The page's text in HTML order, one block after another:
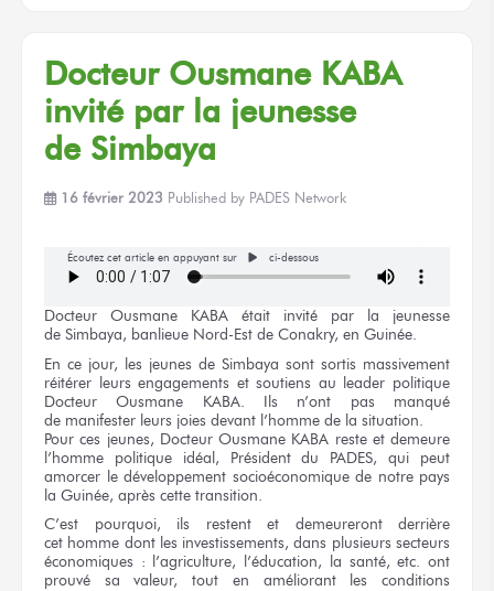
Docteur Ousmane KABA
invité par la jeunesse
de Simbaya
16 février 2023 Published by PADES Network
Écoutez cet article en appuyant sur ci-dessous
Docteur Ousmane KABA était invité par la jeunesse
de Simbaya, banlieue Nord-Est de Conakry, en Guinée.
En ce jour, les jeunes de Simbaya sont sortis massivement
réitérer leurs engagements et soutiens au leader politique
DocteurOusmane KABA. Ils n’ont pas manqué
de manifester leurs joies devant l’homme de la situation.
Pources jeunes, Docteur Ousmane KABA reste et demeure
l’homme politique idéal, Présidentdu PADES, qui peut
amorcer le développement socioéconomique de notre pays
la Guinée, après cette transition.
C’est pourquoi, ils restent et demeurerontderrière
cet homme dont les investissements, dans plusieurs secteurs
économiques : l’agriculture, l’éducation, la santé, etc. ont
prouvé sa valeur, tout en améliorant
les conditions